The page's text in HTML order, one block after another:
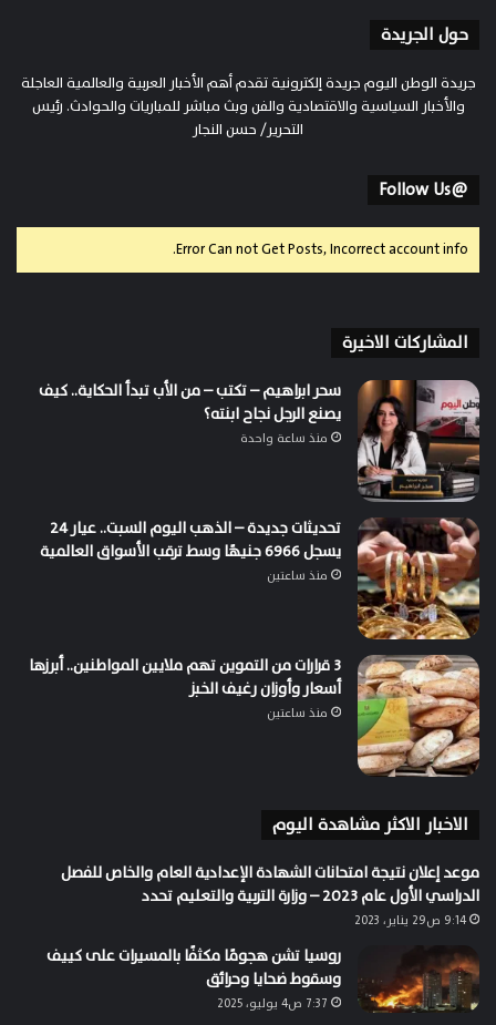
حول الجريدة
جريدة الوطن اليوم جريدة إلكترونية تقدم أهم الأخبار العربية والعالمية العاجلة
والأخبار السياسية والاقتصادية والفن وبث مباشر للمباريات والحوادث. رئيس
التحرير/ حسن النجار
@Follow Us
Error Can not Get Posts, Incorrect account info.
المشاركات الاخيرة
سحر ابراهيم – تكتب – من الأب تبدأ الحكاية.. كيف
يصنع الرجل نجاح ابنته؟
منذ ساعة واحدة
تحديثات جديدة – الذهب اليوم السبت.. عيار 24
يسجل 6966 جنيهًا وسط ترقب الأسواق العالمية
منذ ساعتين
3 قرارات من التموين تهم ملايين المواطنين.. أبرزها
أسعار وأوزان رغيف الخبز
منذ ساعتين
الاخبار الاكثر مشاهدة اليوم
موعد إعلان نتيجة امتحانات الشهادة الإعدادية العام والخاص للفصل
الدراسي الأول عام 2023 – وزارة التربية والتعليم تحدد
9:14 ص29 يناير، 2023
روسيا تشن هجومًا مكثفًا بالمسيرات على كييف
وسقوط ضحايا وحرائق
7:37 ص4 يوليو، 2025